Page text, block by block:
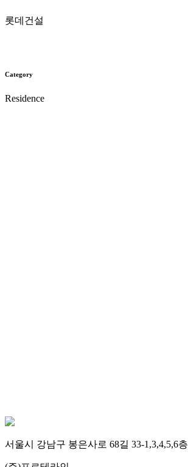
롯데건설
Category
Residence
서울시 강남구 봉은사로 68길 33-1,3,4,5,6층